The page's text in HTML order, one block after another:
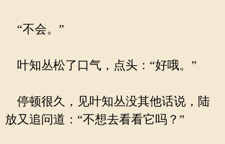
“不会。”
叶知丛松了口气，点头：“好哦。”
停顿很久，见叶知丛没其他话说，陆
放又追问道：“不想去看看它吗？”